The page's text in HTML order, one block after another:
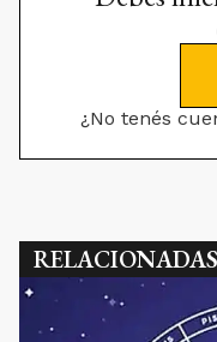
¿No tenés
RELACIONADAS